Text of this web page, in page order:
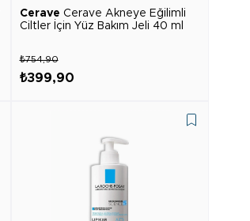
Cerave Cerave Akneye Eğilimli
Ciltler İçin Yüz Bakım Jeli 40 ml
₺399,90
₺754,90